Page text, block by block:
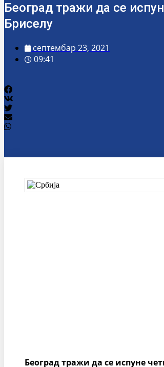
Београд тражи да се
Бриселу
септембар 23, 2021
09:41
Београд тражи да се испуне